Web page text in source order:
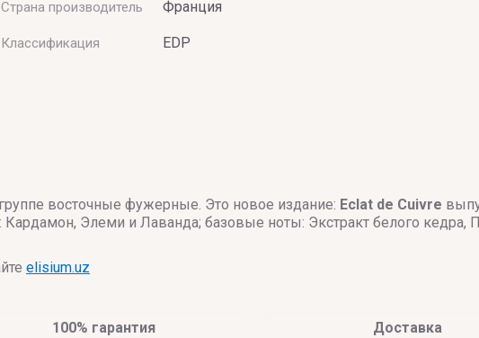
Страна производитель Франция
Классификация EDP
восточные фужерные. Это новое издание: Eclat de Cuivre
Элеми и Лаванда; базовые ноты: Экстракт белого кедра,
elisium.uz
100% гарантия Доставка